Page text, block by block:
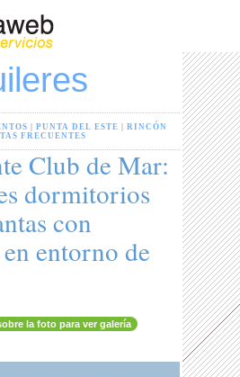
|PUNTA DEL ESTE |RINCÓN
FRECUENTES
Club de Mar:
dormitorios
con
entorno de
la foto para ver galería